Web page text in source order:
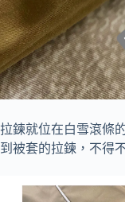
拉鍊就位在白雪滾條
到被套的拉鍊，不得